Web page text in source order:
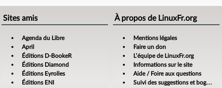
Sites amis
Agenda du Libre
April
Éditions D-BookeR
Éditions Diamond
Éditions Eyrolles
Éditions ENI
À propos de LinuxFr.org
Mentions légales
Faire un don
L’équipe de LinuxFr.org
Informations sur le site
Aide / Foire aux questions
Suivi des suggestions et bogues